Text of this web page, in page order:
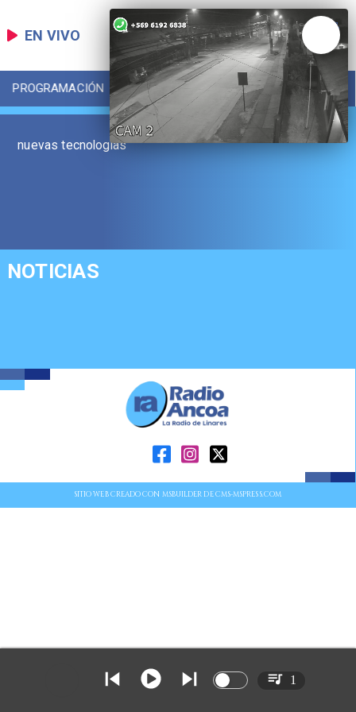
EN VIVO
PROGRAMACIÓN LOCAL DEPORTES
nuevas tecnologías
NOTICIAS
SITIO WEB CREADO CON MSBUILDER DE CMS-MSPRESS.COM
1